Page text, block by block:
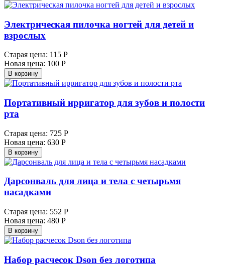
Электрическая пилочка ногтей для детей и
взрослых
Старая цена: 115 Р
Новая цена: 100 Р
В корзину
Портативный ирригатор для зубов и полости
рта
Старая цена: 725 Р
Новая цена: 630 Р
В корзину
Дарсонваль для лица и тела с четырьмя
насадками
Старая цена: 552 Р
Новая цена: 480 Р
В корзину
Набор расчесок Dson без логотипа